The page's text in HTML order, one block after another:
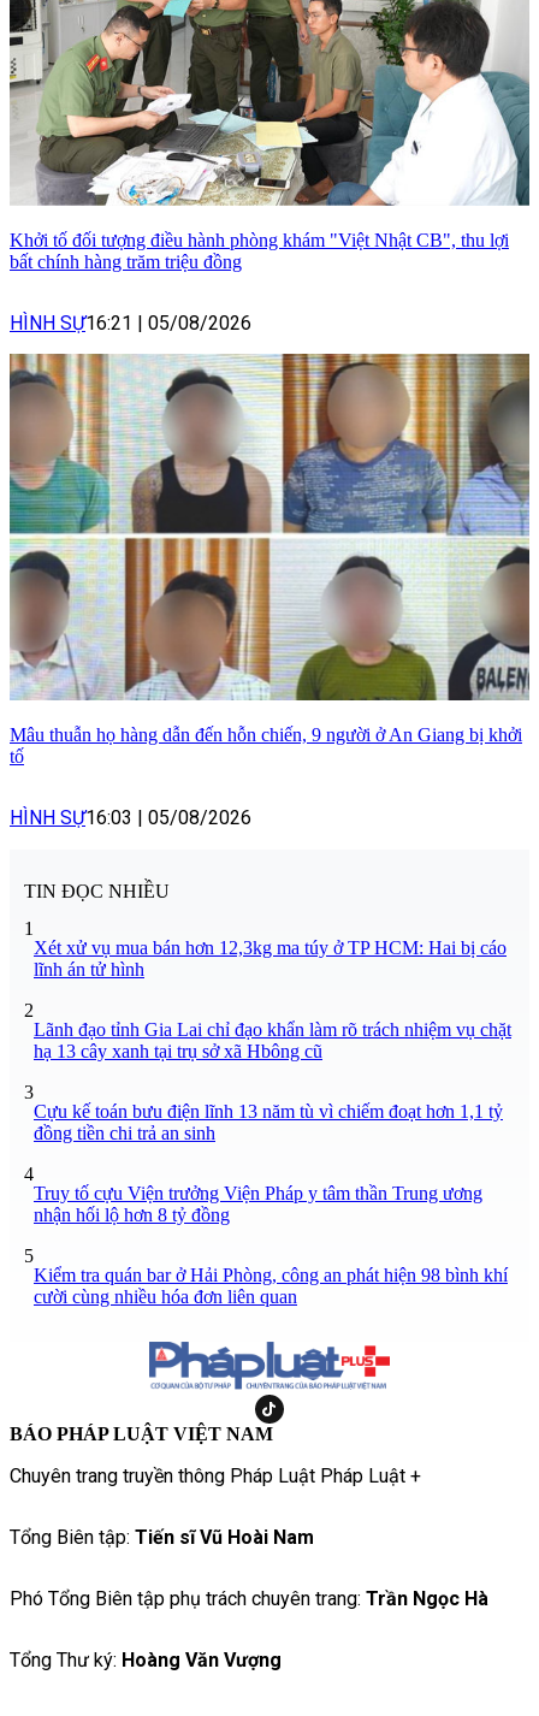
Khởi tố đối tượng điều hành phòng khám "Việt Nhật CB", thu lợi
bất chính hàng trăm triệu đồng
HÌNH SỰ16:21 05/08/2026
Mâu thuẫn họ hàng dẫn đến hỗn chiến, 9 người ở An Giang bị khởi
tố
HÌNH SỰ16:03 05/08/2026
TIN ĐỌC NHIỀU
1
Xét xử vụ mua bán hơn 12,3kg ma túy ở TP HCM: Hai bị cáo
lĩnh án tử hình
2
Lãnh đạo tỉnh Gia Lai chỉ đạo khẩn làm rõ trách nhiệm vụ chặt
hạ 13 cây xanh tại trụ sở xã Hbông cũ
3
Cựu kế toán bưu điện lĩnh 13 năm tù vì chiếm đoạt hơn 1,1 tỷ
đồng tiền chi trả an sinh
4
Truy tố cựu Viện trưởng Viện Pháp y tâm thần Trung ương
nhận hối lộ hơn 8 tỷ đồng
5
Kiểm tra quán bar ở Hải Phòng, công an phát hiện 98 bình khí
cười cùng nhiều hóa đơn liên quan
BÁO PHÁP LUẬT VIỆT NAM
Chuyên trang truyền thông Pháp Luật Pháp Luật +
Tổng Biên tập: Tiến sĩ Vũ Hoài Nam
Phó Tổng Biên tập phụ trách chuyên trang: Trần Ngọc Hà
Tổng Thư ký: Hoàng Văn Vượng